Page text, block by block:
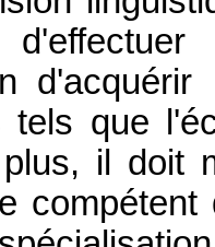
tels que
il doit